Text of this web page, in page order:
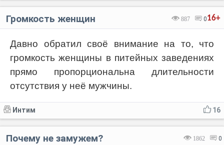
16+
887 0
Громкость женщин
Давно обратил своё внимание на то, что
громкость женщины в питейных заведениях
прямо пропорциональна длительности
отсутствия у неё мужчины.
16
Интим
1862 0
Почему не замужем?